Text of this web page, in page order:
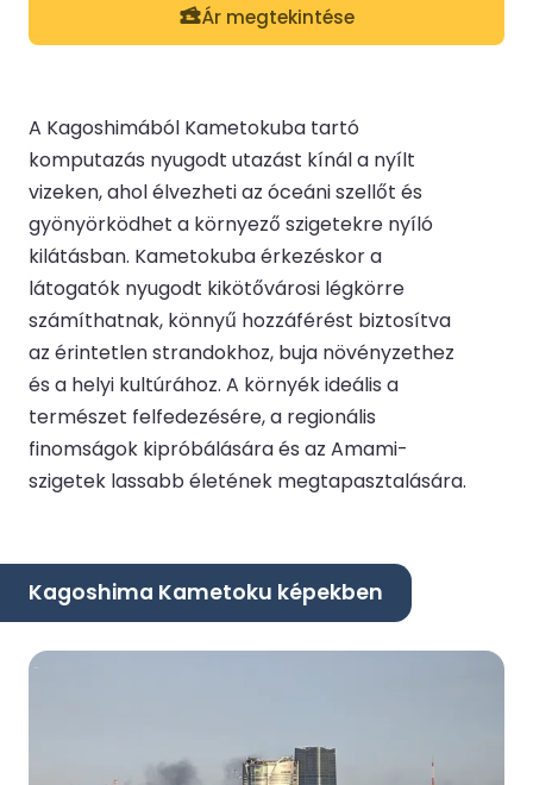
Ár megtekintése
A Kagoshimából Kametokuba tartó
komputazás nyugodt utazást kínál a nyílt
vizeken, ahol élvezheti az óceáni szellőt és
gyönyörködhet a környező szigetekre nyíló
kilátásban. Kametokuba érkezéskor a
látogatók nyugodt kikötővárosi légkörre
számíthatnak, könnyű hozzáférést biztosítva
az érintetlen strandokhoz, buja növényzethez
és a helyi kultúrához. A környék ideális a
természet felfedezésére, a regionális
finomságok kipróbálására és az Amami-
szigetek lassabb életének megtapasztalására.
Kagoshima Kametoku képekben